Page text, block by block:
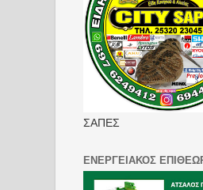
ΣΑΠΕΣ
ΕΝΕΡΓΕΙΑΚΟΣ